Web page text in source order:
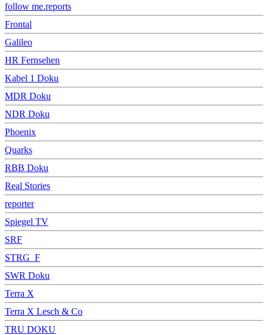
follow me.reports
Frontal
Galileo
HR Fernsehen
Kabel 1 Doku
MDR Doku
NDR Doku
Phoenix
Quarks
RBB Doku
Real Stories
reporter
Spiegel TV
SRF
STRG_F
SWR Doku
Terra X
Terra X Lesch & Co
TRU DOKU